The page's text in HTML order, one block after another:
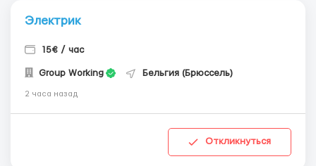
Электрик
15€ / час
Group Working Бельгия (Брюссель)
2 часа назад
Откликнуться